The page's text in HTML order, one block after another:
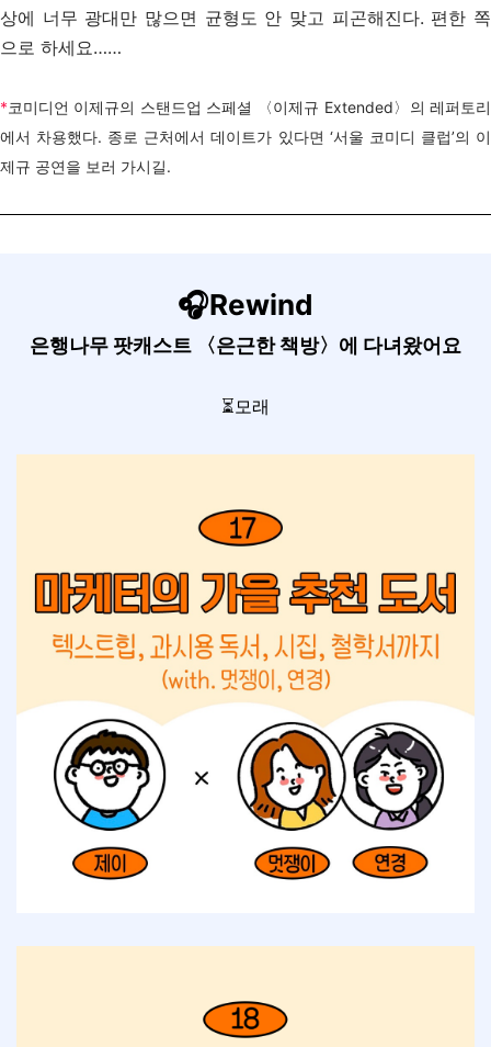
상에 너무 광대만 많으면 균형도 안 맞고 피곤해진다. 편한 쪽
으로 하세요……
*코미디언 이제규의 스탠드업 스페셜 〈이제규 Extended〉의 레퍼토리
에서 차용했다. 종로 근처에서 데이트가 있다면 ‘서울 코미디 클럽’의 이
제규 공연을 보러 가시길.
🎧Rewind
은행나무 팟캐스트 〈은근한 책방〉에 다녀왔어요
⏳모래